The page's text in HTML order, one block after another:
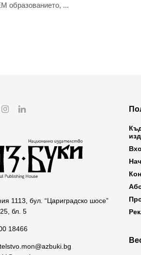
образованието, ...
1113, бул. “Цариградско шосе”
бл. 5
18466